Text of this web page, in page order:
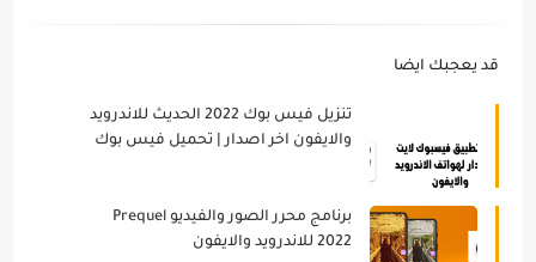
قد يعجبك ايضا
تنزيل فيس بوك 2022 الحديث للاندرويد
والايفون اخر اصدار | تحميل فيس بوك
برنامج محرر الصور والفيديو Prequel
2022 للاندرويد والايفون